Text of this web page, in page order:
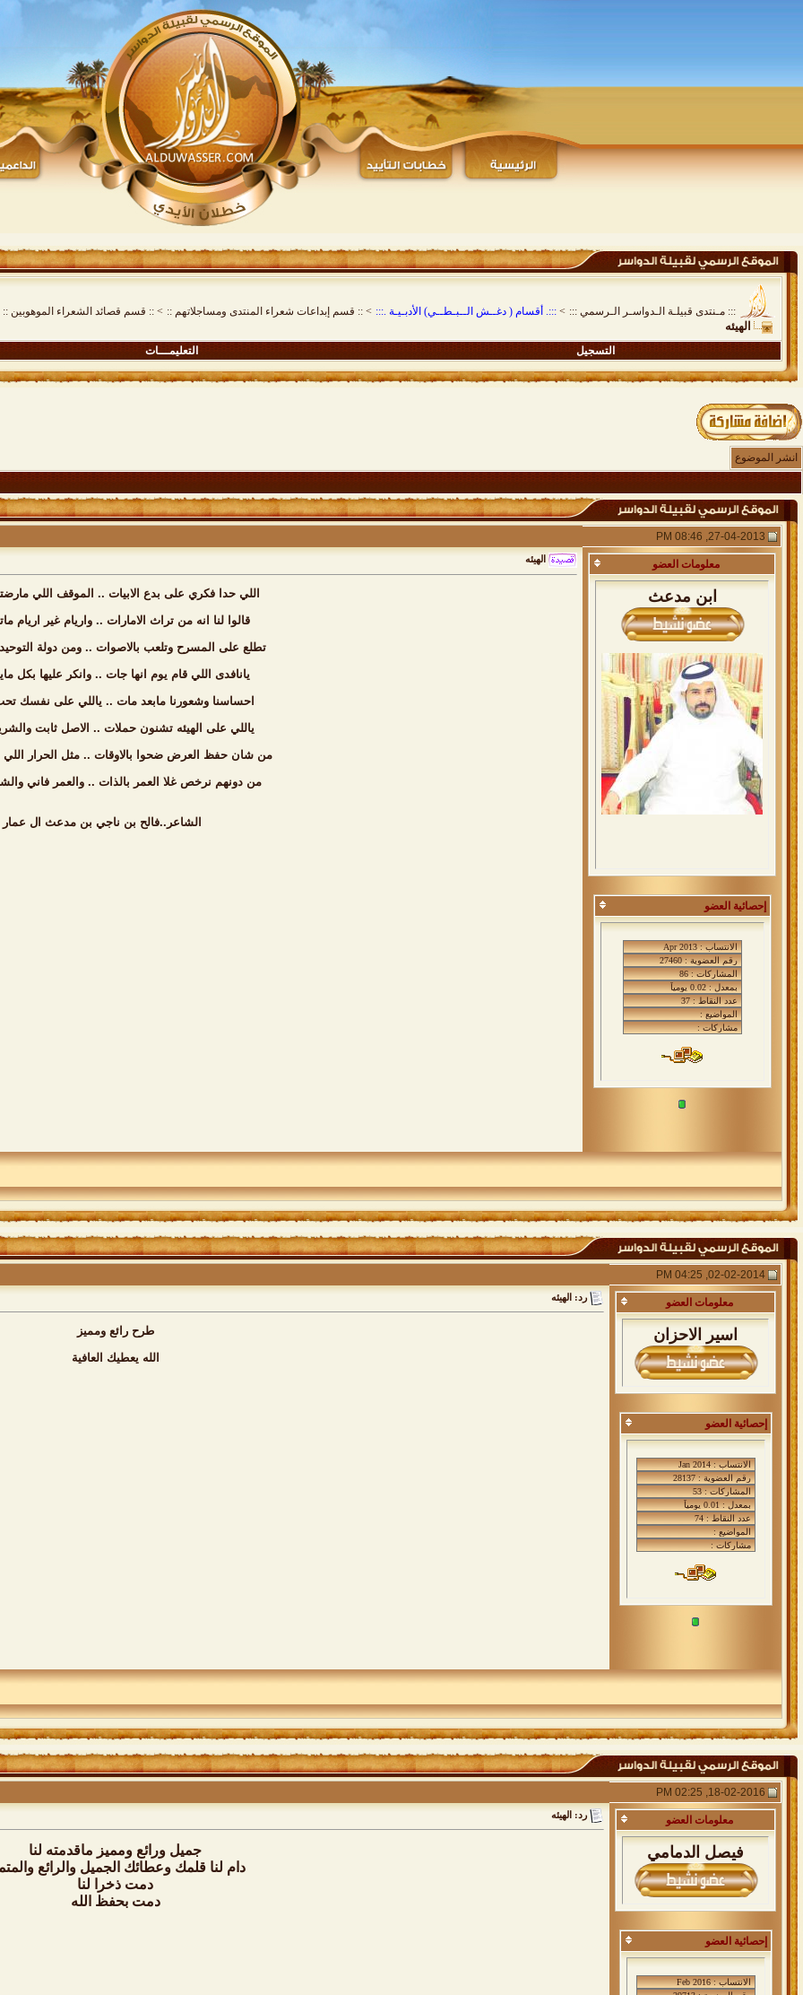
::: مـنتدى قبيلـة الـدواسـر الـرسمي ::: > :::. أقسام ( دغــش الــبـطــي) الأدبـيـة .::: > :: قسم إبداعات شعراء المنتدى ومساجلاتهم :: > :: قسم قصائد الشعراء الموهوبين ::
الهيئه
التسجيل التعليمـــات
انشر الموضوع
معلومات العضو
ابن مدعث
إحصائية العضو
الهيئه
اللي حدا فكري على بدع الابيات .. الموقف اللي
قالوا لنا انه من تراث الامارات .. واريام غير اريام
تطلع على المسرح وتلعب بالاصوات .. ومن دولة
يانافدى اللي قام يوم انها جات .. وانكر عليها بكل
احساسنا وشعورنا مابعد مات .. ياللي على نفسك
ياللي على الهيئه تشنون حملات .. الاصل ثابت
من شان حفظ العرض ضحوا بالاوقات .. مثل الحرار اللي
من دونهم نرخص غلا العمر بالذات .. والعمر فاني
الشاعر..فالح بن ناجي بن مدعث ال عمار
معلومات العضو
اسير الاحزان
إحصائية العضو
رد: الهيئه
طرح رائع ومميز
الله يعطيك العافية
معلومات العضو
فيصل الدمامي
إحصائية العضو
رد: الهيئه
جميل ورائع ومميز ماقدمته لنا
دام لنا قلمك وعطائك الجميل والرائع
دمت ذخرا لنا
دمت بحفظ الله